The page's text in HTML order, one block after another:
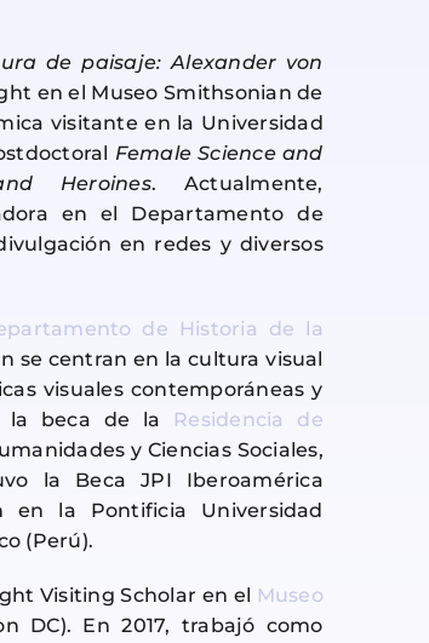
de paisaje: Alexander von
en el Museo Smithsonian de
visitante en la Universidad
Female Science and
Heroines. Actualmente,
en el Departamento de
en redes y diversos
de Historia de la
se centran en la cultura visual
visuales contemporáneas y
la beca de la Residencia de
y Ciencias Sociales,
la Beca JPI Iberoamérica
en la Pontificia Universidad
(Perú).
Visiting Scholar en el Museo
DC). En 2017, trabajó como